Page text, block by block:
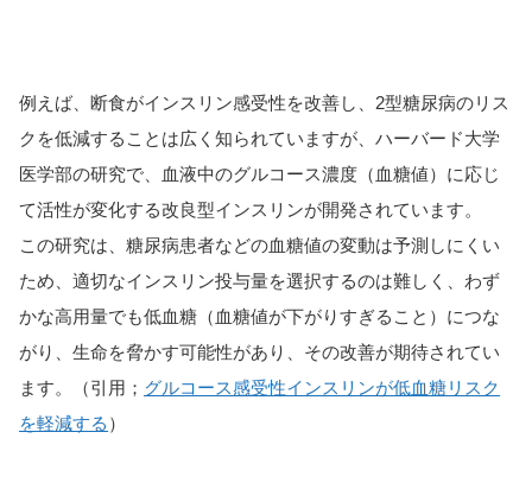
例えば、断食がインスリン感受性を改善し、2型糖尿病のリス
クを低減することは広く知られていますが、ハーバード大学
医学部の研究で、血液中のグルコース濃度（血糖値）に応じ
て活性が変化する改良型インスリンが開発されています。
この研究は、糖尿病患者などの血糖値の変動は予測しにくい
ため、適切なインスリン投与量を選択するのは難しく、わず
かな高用量でも低血糖（血糖値が下がりすぎること）につな
がり、生命を脅かす可能性があり、その改善が期待されてい
ます。（引用； グルコース感受性インスリンが低血糖リスク
を軽減する ）